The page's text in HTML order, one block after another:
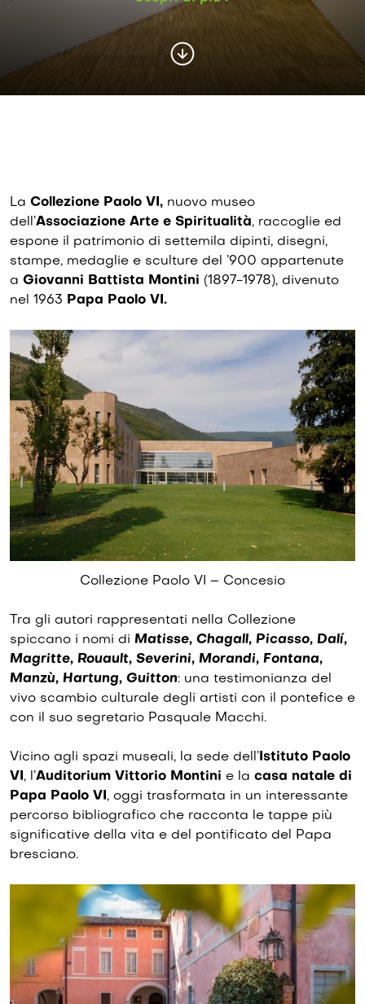
La Collezione Paolo VI, nuovo museo
dell’Associazione Arte e Spiritualità, raccoglie ed
espone il patrimonio di settemila dipinti, disegni,
stampe, medaglie e sculture del ’900 appartenute
a Giovanni Battista Montini (1897-1978), divenuto
nel 1963 Papa Paolo VI.
Collezione Paolo VI – Concesio
Tra gli autori rappresentati nella Collezione
spiccano i nomi di Matisse, Chagall, Picasso, Dalí,
Magritte, Rouault, Severini, Morandi, Fontana,
Manzù, Hartung, Guitton: una testimonianza del
vivo scambio culturale degli artisti con il pontefice e
con il suo segretario Pasquale Macchi.
Vicino agli spazi museali, la sede dell’Istituto Paolo
VI, l’Auditorium Vittorio Montini e la casa natale di
Papa Paolo VI, oggi trasformata in un interessante
percorso bibliografico che racconta le tappe più
significative della vita e del pontificato del Papa
bresciano.